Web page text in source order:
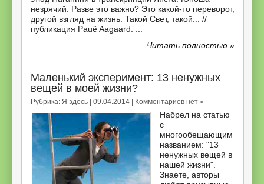
незрячий. Разве это важно? Это какой-то переворот,
другой взгляд на жизнь. Такой Свет, такой... //
публикация Pauê Aagaard. ...
Читать полностью »
Маленький эксперимент: 13 ненужных
вещей в моей жизни?
Рубрика: Я здесь | 09.04.2014 | Комментариев нет »
Набрел на статью
с
многообещающим
названием: "13
ненужных вещей в
нашей жизни".
Знаете, авторы